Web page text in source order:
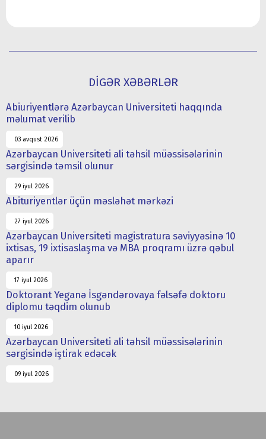
DİGƏR XƏBƏRLƏR
Abiuriyentlərə Azərbaycan Universiteti haqqında
məlumat verilib
03 avqust 2026
Azərbaycan Universiteti ali təhsil müəssisələrinin
sərgisində təmsil olunur
29 iyul 2026
Abituriyentlər üçün məsləhət mərkəzi
27 iyul 2026
Azərbaycan Universiteti magistratura səviyyəsinə 10
ixtisas, 19 ixtisaslaşma və MBA proqramı üzrə qəbul
aparır
17 iyul 2026
Doktorant Yeganə İsgəndərovaya fəlsəfə doktoru
diplomu təqdim olunub
10 iyul 2026
Azərbaycan Universiteti ali təhsil müəssisələrinin
sərgisində iştirak edəcək
09 iyul 2026